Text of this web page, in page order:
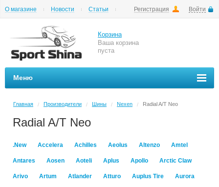
Регистрация Войти
О магазине Новости
Статьи
Корзина
Ваша корзина
пуста
Меню
Главная / Производители / Шины / Nexen / Radial A/T Neo
Radial A/T Neo
.New Accelera Achilles Aeolus Altenzo Amtel
Antares Aosen Aoteli Aplus Apollo Arctic Claw
Arivo Artum Atlander Atturo Auplus Tire Aurora